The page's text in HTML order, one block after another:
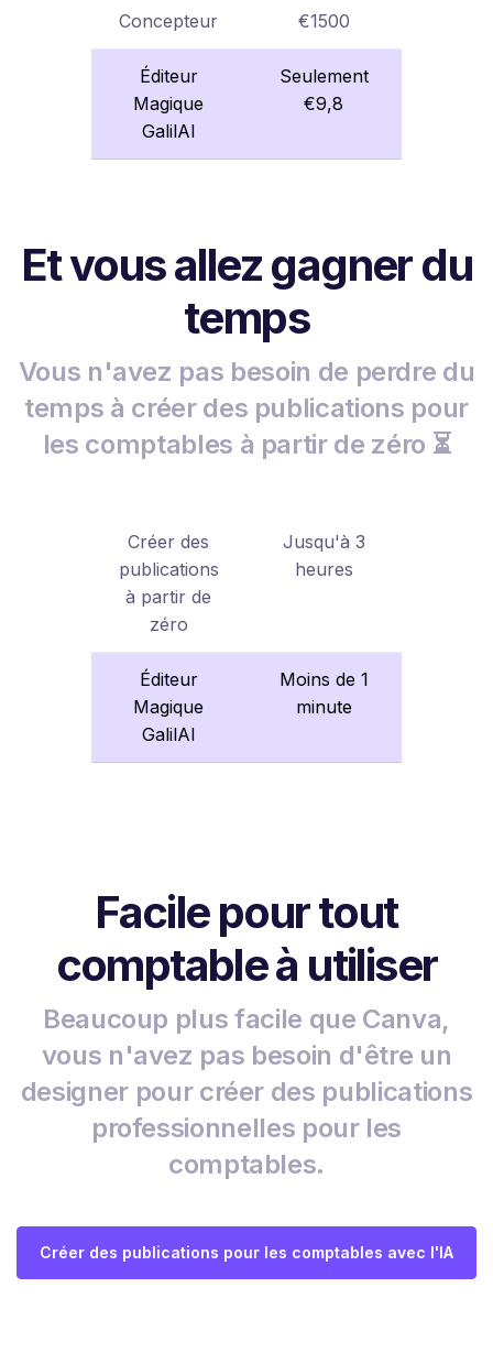
Concepteur €1500
Éditeur
Magique
GalilAI
Seulement
€9,8
Et vous allez gagner du
temps
Vous n'avez pas besoin de perdre du
temps à créer des publications pour
les comptables à partir de zéro ⏳
Créer des
publications
à partir de
zéro
Jusqu'à 3
heures
Éditeur
Magique
GalilAI
Moins de 1
minute
Facile pour tout
comptable à utiliser
Beaucoup plus facile que Canva,
vous n'avez pas besoin d'être un
designer pour créer des publications
professionnelles pour les
comptables.
Créer des publications pour les comptables avec l'IA